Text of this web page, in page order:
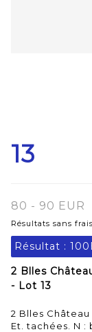
13
80 - 90 EUR
Résultats sans frais
Résultat :
2 Blles
- Lot 13
2 Blles Château
Et. tachées. N